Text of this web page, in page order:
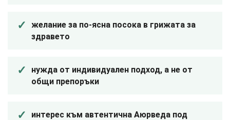
желание за по-ясна посока в грижата за
здравето
нужда от индивидуален подход, а не от
общи препоръки
интерес към автентична Аюрведа под